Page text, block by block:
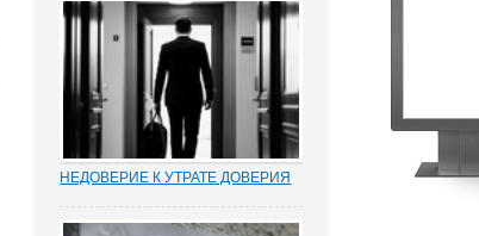
известном читателям ЭСМИ
«ЗАКОНИЯ» из журналистского
расследования «Пермский
захват». Владелец сети заправок...
НЕДОВЕРИЕ К УТРАТЕ ДОВЕРИЯ